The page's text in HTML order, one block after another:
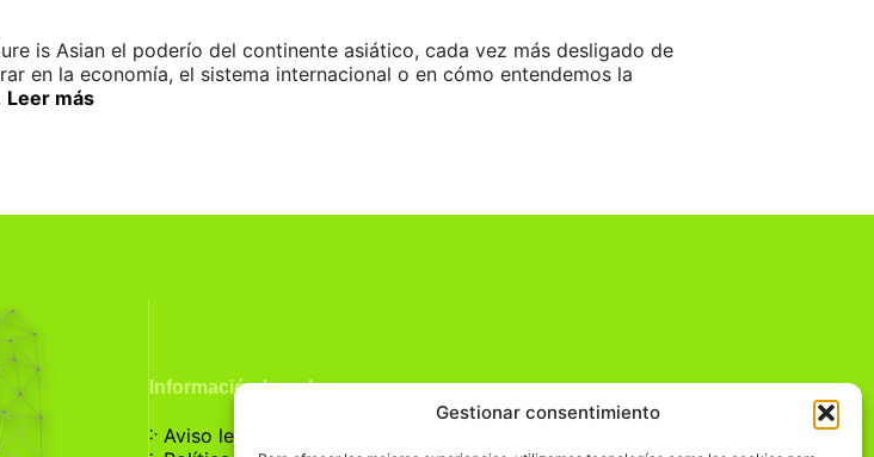
Gestionar consentimiento
is Asian el poderío del continente asiático, cada vez más desligado de
en la economía, el sistema internacional o en cómo entendemos la
Leer más
Información Legal
჻Aviso legal